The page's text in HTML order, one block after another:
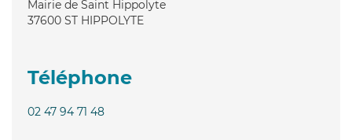
Mairie de Saint Hippolyte
37600 ST HIPPOLYTE
Téléphone
02 47 94 71 48